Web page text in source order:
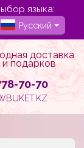
языка:
Русский
доставка
и подарков
70-70